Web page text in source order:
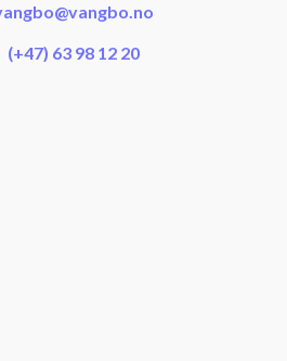
(+47) 63 98 12 20